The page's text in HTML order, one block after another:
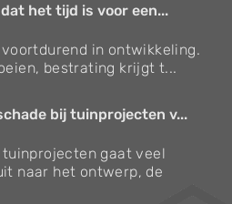
het tijd is voor een...
in ontwikkeling.
bestrating krijgt t...
bij tuinprojecten v...
gaat veel
naar het ontwerp, de